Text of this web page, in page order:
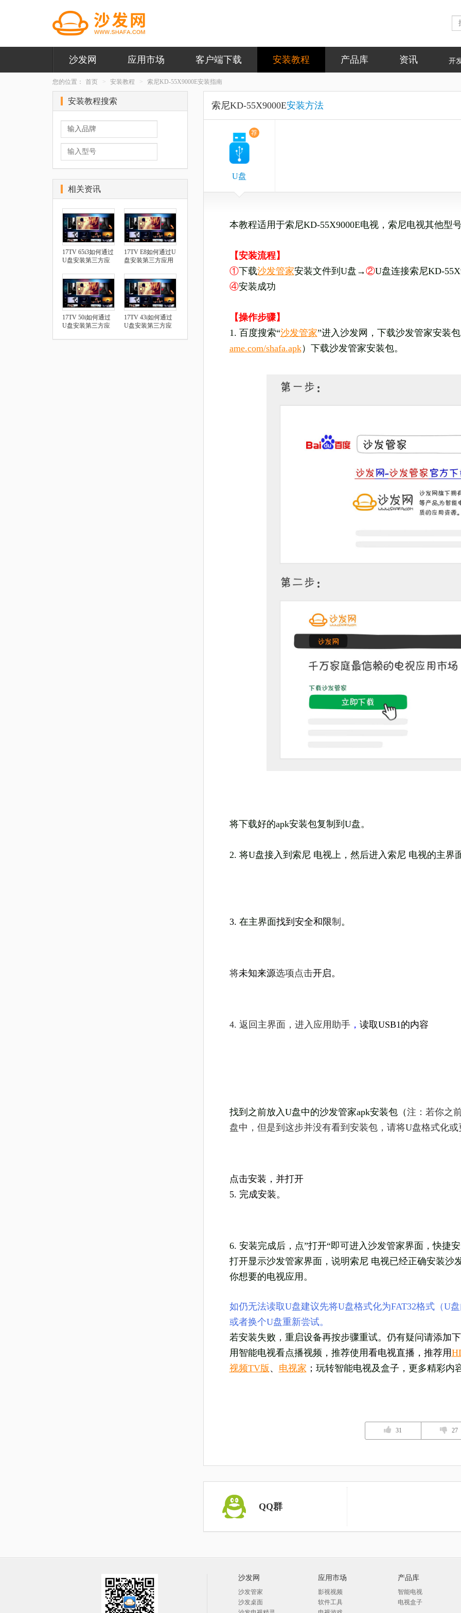
沙发网 应用市场 客户端下载 安装教程 产品库 资讯 开
您的位置： 首页 安装教程 索尼KD-55X9000E安装指南
索尼KD-55X9000E安装方法
荐
U盘
本教程适用于索尼KD-55X9000E电视，索尼电视其他型
【安装流程】
①下载沙发管家安装文件到U盘→②U盘连接索尼KD-
④安装成功
【操作步骤】
1. 百度搜索“沙发管家”进入沙发网，下载沙发管家安装
ame.com/shafa.apk）下载沙发管家安装包。
将下载好的apk安装包复制到U盘。
2. 将U盘接入到索尼 电视上，然后进入索尼 电视的主界
3. 在主界面找到安全和限制 。
将未知来源选项点击开启。
4. 返回主界面，进入 应用助手， 读取USB1的内容
找到之前放入U盘中的沙发管家apk安装包（注：若你之
盘中，但是到这步并没有看到安装包，请将U盘格式化
点击安装，并打开
5. 完成安装。
6. 安装完成后，点”打开“即可进入沙发管家界面，快捷
打开显示沙发管家界面，说明索尼 电视已经正确安装沙
你想要的电视应用。
如仍无法读取U盘建议先将U盘格式化为FAT32格式（U
或者换个U盘重新尝试。
若安装失败，重启设备再按步骤重试。仍有疑问请添加
用智能电视看点播视频，推荐使用看电视直播，推荐用
视频TV版 、 电视家 ； 玩转智能电视及盒子，更多精彩内
31 27
QQ群
安装教程搜索
相关资讯
17TV 65i3如何通过
U盘安装第三方应
17TV E8如何通过U
盘安装第三方应用
17TV 50i如何通过
U盘安装第三方应
17TV 43i如何通过
U盘安装第三方应
沙发网
沙发管家
沙发桌面
应用市场
影视视频
软件工具
产品库
智能电视
电视盒子